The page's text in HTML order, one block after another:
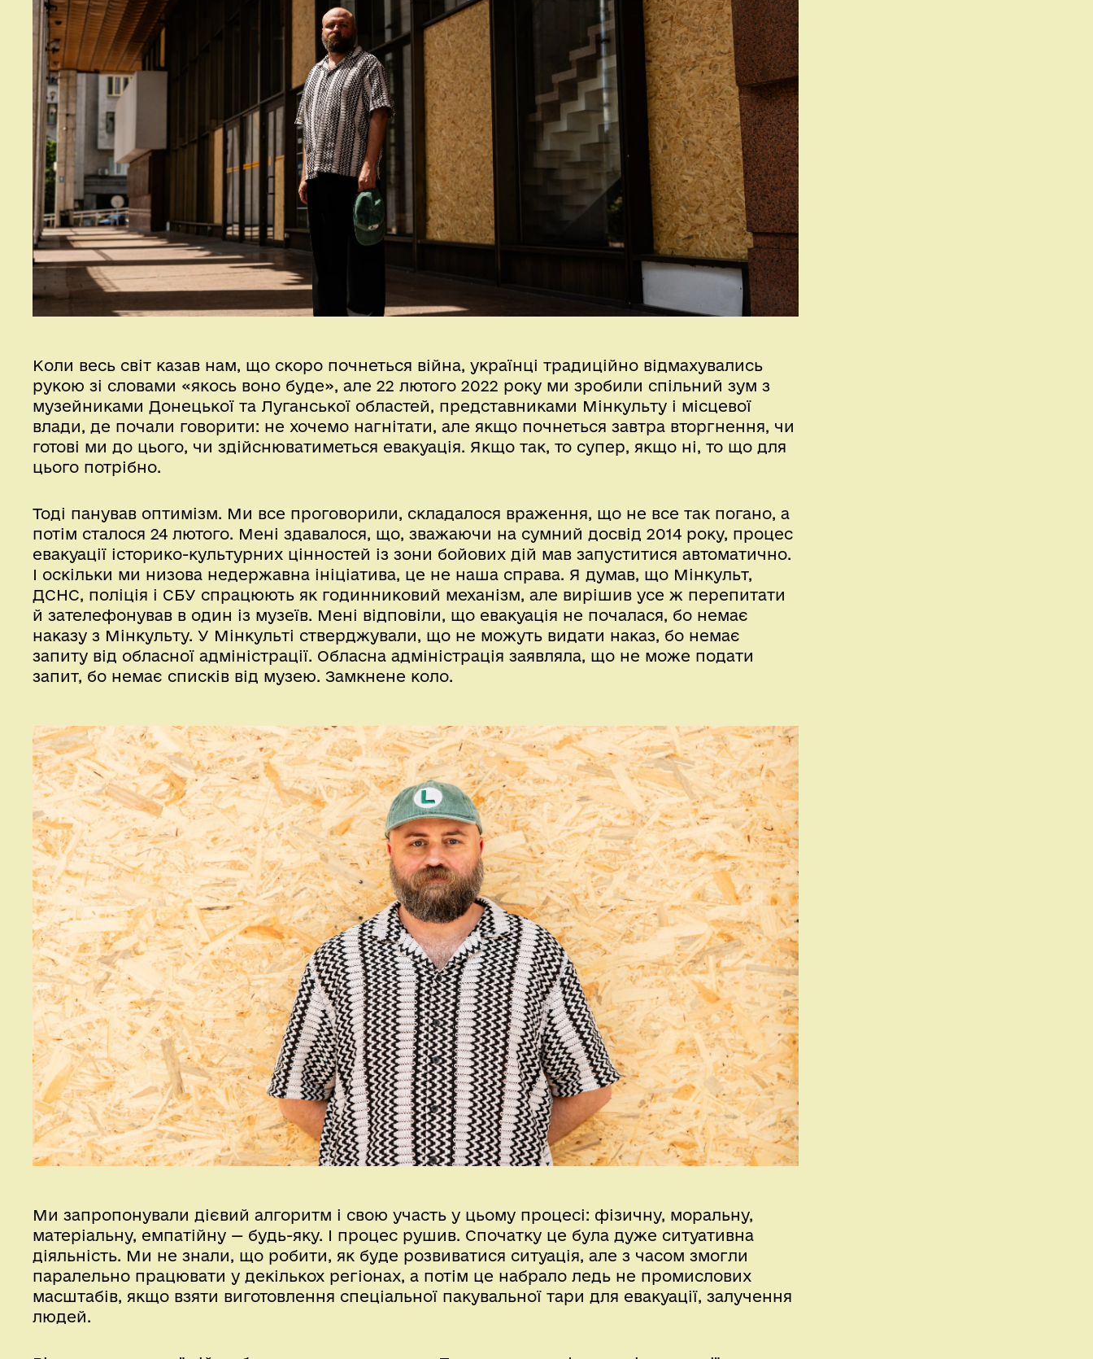
Коли весь світ казав нам, що скоро почнеться війна, українці традиційно відмахувались
рукою зі словами «якось воно буде», але 22 лютого 2022 року ми зробили спільний зум з
музейниками Донецької та Луганської областей, представниками Мінкульту і місцевої
влади, де почали говорити: не хочемо нагнітати, але якщо почнеться завтра вторгнення, чи
готові ми до цього, чи здійснюватиметься евакуація. Якщо так, то супер, якщо ні, то що для
цього потрібно.
Тоді панував оптимізм. Ми все проговорили, складалося враження, що не все так погано, а
потім сталося 24 лютого. Мені здавалося, що, зважаючи на сумний досвід 2014 року, процес
евакуації історико-культурних цінностей із зони бойових дій мав запуститися автоматично.
І оскільки ми низова недержавна ініціатива, це не наша справа. Я думав, що Мінкульт,
ДСНС, поліція і СБУ спрацюють як годинниковий механізм, але вирішив усе ж перепитати
й зателефонував в один із музеїв. Мені відповіли, що евакуація не почалася, бо немає
наказу з Мінкульту. У Мінкульті стверджували, що не можуть видати наказ, бо немає
запиту від обласної адміністрації. Обласна адміністрація заявляла, що не може подати
запит, бо немає списків від музею. Замкнене коло.
Ми запропонували дієвий алгоритм і свою участь у цьому процесі: фізичну, моральну,
матеріальну, емпатійну — будь-яку. І процес рушив. Спочатку це була дуже ситуативна
діяльність. Ми не знали, що робити, як буде розвиватися ситуація, але з часом змогли
паралельно працювати у декількох регіонах, а потім це набрало ледь не промислових
масштабів, якщо взяти виготовлення спеціальної пакувальної тари для евакуації, залучення
людей.